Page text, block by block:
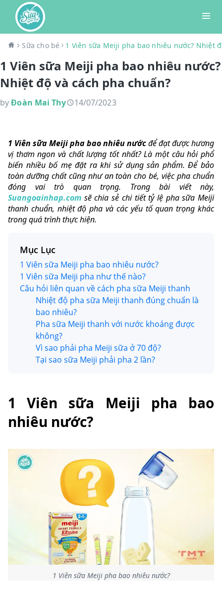
Sữa cho bé 1 Viên sữa Meiji pha bao nhiêu nước? Nhiệt
1 Viên sữa Meiji pha bao nhiêu nước?
Nhiệt độ và cách pha chuẩn?
byĐoàn Mai Thy 14/07/2023
1 Viên sữa Meiji pha bao nhiêu nướcđể đạt được hương
vị thơm ngon và chất lượng tốt nhất? Là một câu hỏi phổ
biến nhiều bố mẹ đặt ra khi sử dụng sản phẩm. Để bảo
toàn dưỡng chất cũng như an toàn cho bé, việc pha chuẩn
đóng vai trò quan trọng. Trong bài viết này,
Suangoainhap.com sẽ chia sẻ chi tiết tỷ lệ pha sữa Meiji
thanh chuẩn, nhiệt độ pha và các yếu tố quan trọng khác
trong quá trình thực hiện.
Mục Lục
1 Viên sữa Meiji pha bao nhiêu nước?
1 Viên sữa Meiji pha như thế nào?
Câu hỏi liên quan về cách pha sữa Meiji thanh
Nhiệt độ pha sữa Meiji thanh đúng chuẩn là
bao nhiêu?
Pha sữa Meiji thanh với nước khoáng được
không?
Vì sao phải pha Meiji sữa ở 70 độ?
Tại sao sữa Meiji phải pha 2 lần?
1 Viên sữa Meiji pha bao
nhiêu nước?
1 Viên sữa Meiji pha bao nhiêu nước?